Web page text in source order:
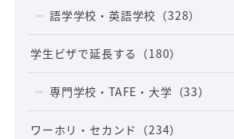
語学学校・英語学校 （328）
学生ビザで延長する （180）
専門学校・TAFE・大学 （33）
ワーホリ・セカンド （234）